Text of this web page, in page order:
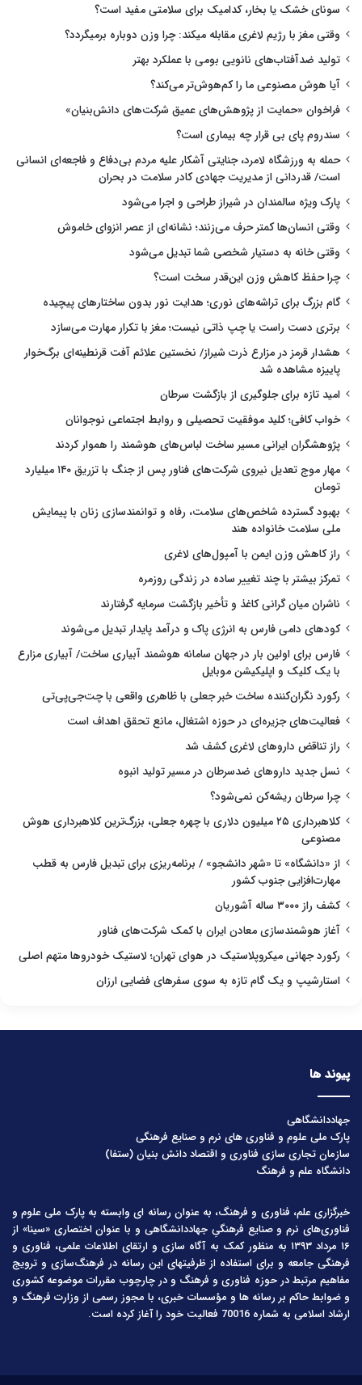
سونای خشک یا بخار، کدامیک برای سلامتی مفید است؟
وقتی مغز با رژیم لاغری مقابله میکند: چرا وزن دوباره برمیگردد؟
تولید ضدآفتاب‌های نانویی بومی با عملکرد بهتر
آیا هوش مصنوعی ما را کم‌هوش‌تر می‌کند؟
فراخوان «حمایت از پژوهش‌های عمیق شرکت‌های دانش‌بنیان»
سندروم پای بی قرار چه بیماری است؟
حمله به ورزشگاه لامرد، جنایتی آشکار علیه مردم بی‌دفاع و فاجعه‌ای انسانی
است/ قدردانی از مدیریت جهادی کادر سلامت در بحران
پارک ویژه سالمندان در شیراز طراحی و اجرا می‌شود
وقتی انسان‌ها کمتر حرف می‌زنند؛ نشانه‌ای از عصر انزوای خاموش
وقتی خانه به دستیار شخصی شما تبدیل می‌شود
چرا حفظ کاهش وزن این‌قدر سخت است؟
گام بزرگ برای تراشه‌های نوری؛ هدایت نور بدون ساختارهای پیچیده
برتری دست راست یا چپ ذاتی نیست؛ مغز با تکرار مهارت می‌سازد
هشدار قرمز در مزارع ذرت شیراز/ نخستین علائم آفت قرنطینه‌ای برگ‌خوار
پاییزه مشاهده شد
امید تازه برای جلوگیری از بازگشت سرطان
خواب کافی؛ کلید موفقیت تحصیلی و روابط اجتماعی نوجوانان
پژوهشگران ایرانی مسیر ساخت لباس‌های هوشمند را هموار کردند
مهار موج تعدیل نیروی شرکت‌های فناور پس از جنگ با تزریق ۱۴۰ میلیارد
تومان
بهبود گسترده شاخص‌های سلامت، رفاه و توانمندسازی زنان با پیمایش
ملی سلامت خانواده هند
راز کاهش وزن ایمن با آمپول‌های لاغری
تمرکز بیشتر با چند تغییر ساده در زندگی روزمره
ناشران میان گرانی کاغذ و تأخیر بازگشت سرمایه گرفتارند
کودهای دامی فارس به انرژی پاک و درآمد پایدار تبدیل می‌شوند
فارس برای اولین بار در جهان سامانه هوشمند آبیاری ساخت/ آبیاری مزارع
با یک کلیک و اپلیکیشن موبایل
رکورد نگران‌کننده ساخت خبر جعلی با ظاهری واقعی با چت‌جی‌پی‌تی
فعالیت‌های جزیره‌ای در حوزه اشتغال، مانع تحقق اهداف است
راز تناقض داروهای لاغری کشف شد
نسل جدید داروهای ضدسرطان در مسیر تولید انبوه
چرا سرطان ریشه‌کن نمی‌شود؟
کلاهبرداری ۲۵ میلیون دلاری با چهره جعلی، بزرگ‌ترین کلاهبرداری هوش
مصنوعی
از «دانشگاه» تا «شهر دانشجو» / برنامه‌ریزی برای تبدیل فارس به قطب
مهارت‌افزایی جنوب کشور
کشف راز ۳۰۰۰ ساله آشوریان
آغاز هوشمندسازی معادن ایران با کمک شرکت‌های فناور
رکورد جهانی میکروپلاستیک در هوای تهران؛ لاستیک خودروها متهم اصلی
استارشیپ و یک گام تازه به سوی سفرهای فضایی ارزان
پیوند ها
جهاددانشگاهی
پارک ملی علوم و فناوری های نرم و صنایع فرهنگی
سازمان تجاری سازی فناوری و اقتصاد دانش بنیان (ستفا)
دانشگاه علم و فرهنگ
خبرگزاری علم، فناوری و فرهنگ، به عنوان رسانه ای وابسته به پارک ملی علوم و
فناوری‌های نرم و صنایع فرهنگیِ جهاددانشگاهی و با عنوان اختصاری «سینا» از
۱۶ مرداد ۱۳۹۳ به منظور کمک به آگاه سازی و ارتقای اطلاعات علمی، فناوری و
فرهنگی جامعه و برای استفاده از ظرفیتهای این رسانه در فرهنگ‌سازی و ترویج
مفاهیم مرتبط در حوزه فناوری و فرهنگ و در چارچوب مقررات موضوعه کشوری
و ضوابط حاکم بر رسانه ها و مؤسسات خبری، با مجوز رسمی از وزارت فرهنگ و
ارشاد اسلامی به شماره 70016 فعالیت خود را آغاز کرده است.